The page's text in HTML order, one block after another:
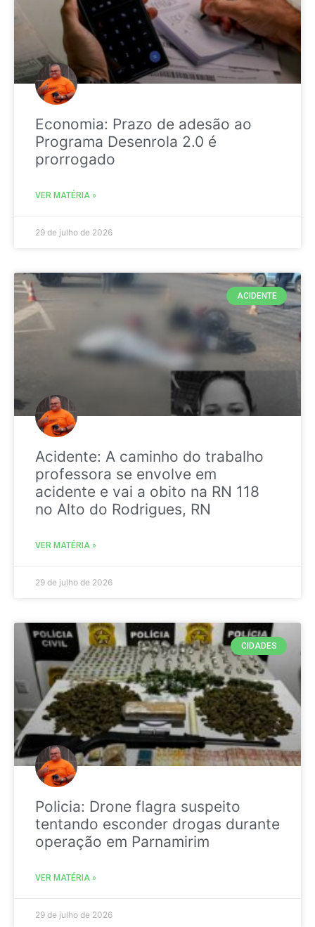
Economia: Prazo de adesão ao
Programa Desenrola 2.0 é
prorrogado
VER MATÉRIA »
29 de julho de 2026
ACIDENTE
Acidente: A caminho do trabalho
professora se envolve em
acidente e vai a obito na RN 118
no Alto do Rodrigues, RN
VER MATÉRIA »
29 de julho de 2026
CIDADES
Policia: Drone flagra suspeito
tentando esconder drogas durante
operação em Parnamirim
VER MATÉRIA »
29 de julho de 2026